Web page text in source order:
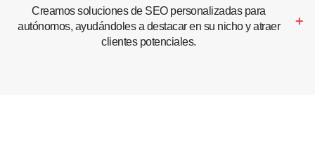
Creamos soluciones de SEO personalizadas para
autónomos, ayudándoles a destacar en su nicho y atraer
clientes potenciales.